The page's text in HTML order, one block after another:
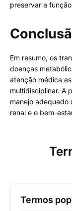
preservar a
Em resumo, os
doenças
atenção médica
multidisciplinar. A
manejo adequado
renal e o bem-
Termos